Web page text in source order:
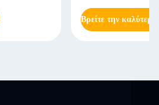
Βρείτε την καλύτερη